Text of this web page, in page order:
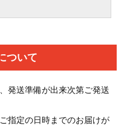
ついて
発送準備が出来次第ご発送
指定の日時までのお届けが